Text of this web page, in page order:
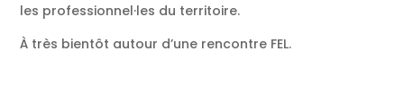
les professionnel·les du territoire.
À très bientôt autour d’une rencontre FEL.